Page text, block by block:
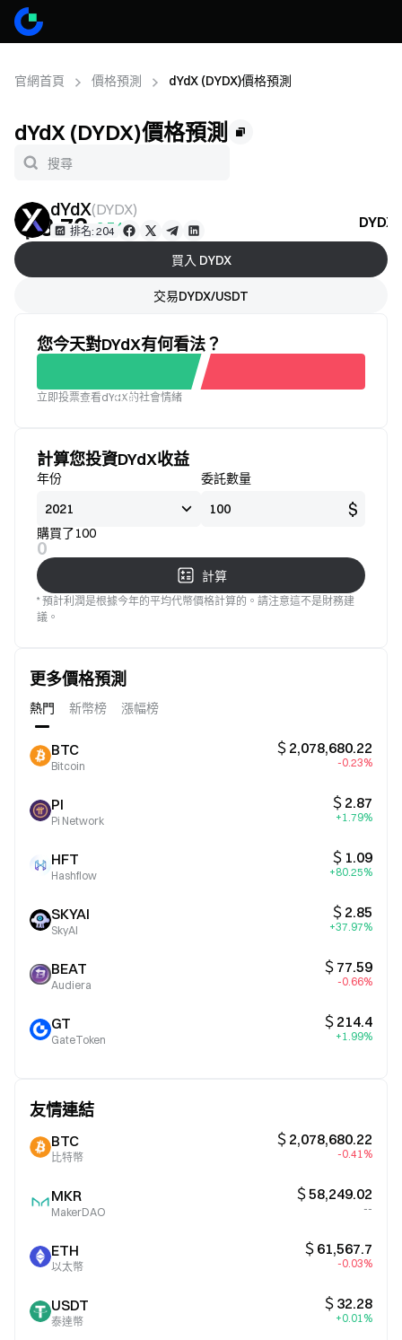
官網首頁 價格預測 dYdX (DYDX)價格預測
dYdX (DYDX)價格預測
dYdX(DYDX)
排名: 204 DYDX
＄3.73+2.74%
買入 DYDX
交易DYDX/USDT
您今天對dYdX有何看法？
標準
不滿
立即投票查看dYdX的社會情緒
計算您投資dYdX收益
年份 委託數量
$
購買了100
0
計算
* 預計利潤是根據今年的平均代幣價格計算的。請注意這不是財務建
議。
更多價格預測
熱門 新幣榜 漲幅榜
BTC
Bitcoin
＄2,078,680.22
-0.23%
PI
Pi Network
＄2.87
+1.79%
HFT
Hashflow
＄1.09
+80.25%
SKYAI
SkyAI
＄2.85
+37.97%
BEAT
Audiera
＄77.59
-0.66%
GT
GateToken
＄214.4
+1.99%
友情連結
BTC
比特幣
＄2,078,680.22
-0.41%
MKR
MakerDAO
＄58,249.02
--
ETH
以太幣
＄61,567.7
-0.03%
USDT
泰達幣
＄32.28
+0.01%